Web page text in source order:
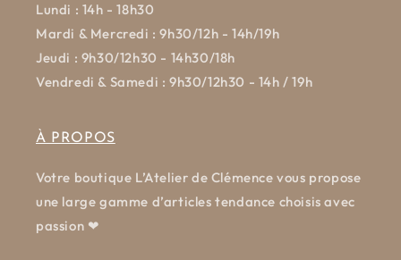
Lundi : 14h - 18h30
Mardi & Mercredi : 9h30/12h - 14h/19h
Jeudi : 9h30/12h30 - 14h30/18h
Vendredi & Samedi : 9h30/12h30 - 14h / 19h
À PROPOS
Votre boutique L’Atelier de Clémence vous propose
une large gamme d’articles tendance choisis avec
passion ❤